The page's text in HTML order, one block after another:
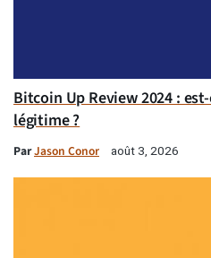
Bitcoin Up Review 2024 :
légitime ?
ParJason Conor août 3, 2026